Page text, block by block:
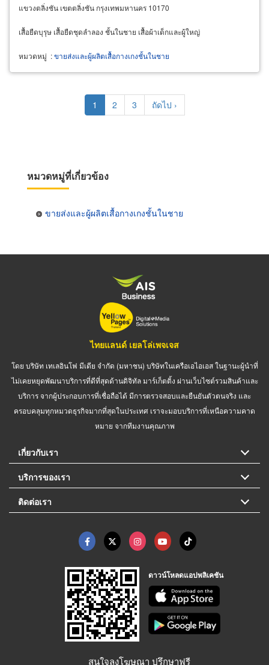
แขวงตลิ่งชัน เขตตลิ่งชัน กรุงเทพมหานคร 10170
เสื้อยืดบุรุษ เสื้อยืดชุดลำลอง ชั้นในชาย เสื้อผ้าเด็กและผู้ใหญ่
หมวดหมู่ :ขายส่งและผู้ผลิตเสื้อกางเกงชั้นในชาย
Current
page
1 Page
2 Page
3
Next
page
ถัดไป ›
หมวดหมู่ที่เกี่ยวข้อง
ขายส่งและผู้ผลิตเสื้อกางเกงชั้นในชาย
ไทยแลนด์ เยลโล่เพจเจส
โดย บริษัท เทเลอินโฟ มีเดีย จำกัด (มหาชน) บริษัทในเครือเอไอเอส ในฐานะผู้นำที่
ไม่เคยหยุดพัฒนาบริการที่ดีที่สุดด้านดิจิทัล มาร์เก็ตติ้ง ผ่านเว็บไซต์รวมสินค้าและ
บริการ จากผู้ประกอบการที่เชื่อถือได้ มีการตรวจสอบและยืนยันตัวตนจริง และ
ครอบคลุมทุกหมวดธุรกิจมากที่สุดในประเทศ เราจะมอบบริการที่เหนือความคาด
หมาย จากทีมงานคุณภาพ
เกี่ยวกับเรา
บริการของเรา
ติดต่อเรา
ดาวน์โหลดแอปพลิเคชัน
สนใจลงโฆษณา ปรึกษาฟรี